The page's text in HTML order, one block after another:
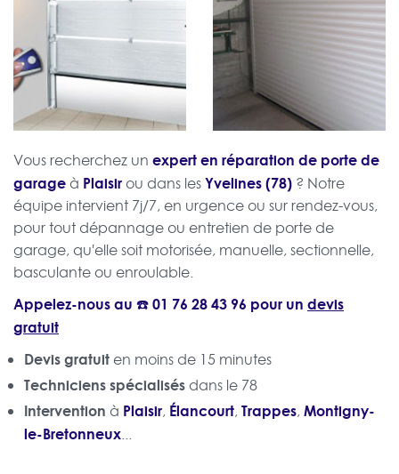
Vous recherchez un expert en réparation de porte de
garageà Plaisirou dans lesYvelines (78) ? Notre
équipe intervient 7j/7, en urgence ou sur rendez-vous,
pour tout dépannage ou entretien de porte de
garage, qu'elle soit motorisée, manuelle, sectionnelle,
basculante ou enroulable.
Appelez-nous au ☎️01 76 28 43 96 pour un devis
gratuit
Devis gratuit en moins de 15 minutes
Techniciens spécialisés dans le 78
Intervention à Plaisir, Élancourt, Trappes, Montigny-
le-Bretonneux...